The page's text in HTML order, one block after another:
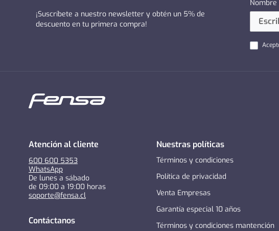
¡Suscríbete a nuestro newsletter y obtén un 5% de
descuento en tu primera compra!
Nombre
Atención al cliente
600 600 5353
WhatsApp
De lunes a sábado
de 09:00 a 19:00 horas
soporte@fensa.cl
Contáctanos
Nuestras políticas
Términos y condiciones
Política de privacidad
Venta Empresas
Garantía especial 10 años
Términos y condiciones mantención